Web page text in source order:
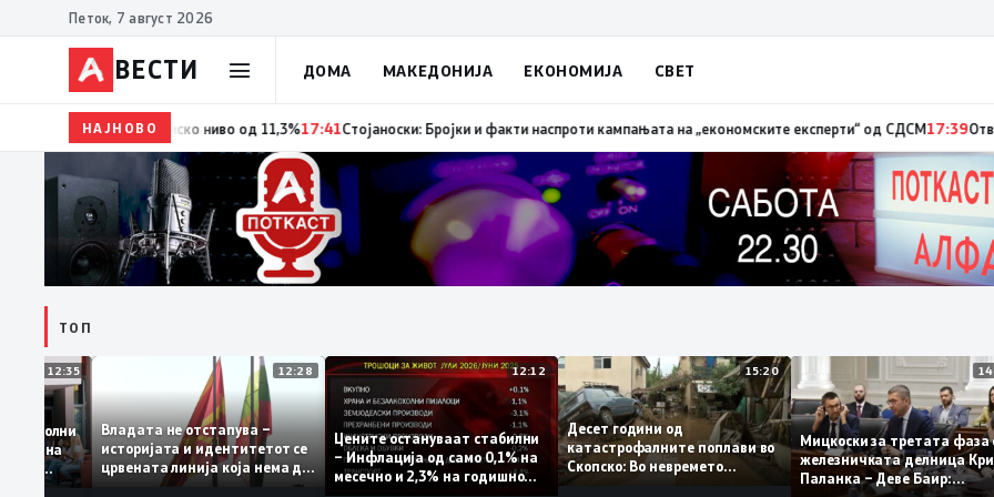
Петок, 7 август 2026
ВЕСТИ ДОМА МАКЕДОНИЈА ЕКОНОМИЈА СВЕТ
НАЈНОВО
18:06 Мерките за самовработување даваат резултат – невработеноста на историски најниско ниво од 11,3%17:41
ТОП
12:35
се задоволни
на
12:28
Владата не отстапува –
историјата и идентитетот се
црвената линија која нема да
се погази
12:12
Цените остануваат стабилни
– Инфлација од само 0,1% на
месечно и 2,3% на годишно
15:20
Десет години од
катастрофалните поплави во
Скопско: Во невремето
Мицкоски за третата
железничката делница
Паланка – Деве Баир: